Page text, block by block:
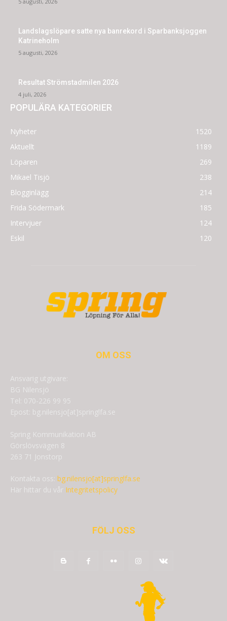
Landslagslöpare satte nya banrekord i Sparbanksjoggen
Katrineholm
5 augusti, 2026
Resultat Strömstadmilen 2026
4 juli, 2026
POPULÄRA KATEGORIER
Nyheter
1520
Aktuellt
1189
Löparen
269
Mikael Tisjö
238
Blogginlägg
214
Frida Södermark
185
Intervjuer
124
Eskil
120
OM OSS
Ansvarig utgivare:
BG Nilensjö
Tel: 070-226 99 95
Epost: bg.nilensjo[at]springlfa.se
Spring Kommunikation AB
Görslövsvägen 8
263 71 Jonstorp
Kontakta oss: bg.nilensjo[at]springlfa.se
Här hittar du vår Integritetspolicy
FÖLJ OSS